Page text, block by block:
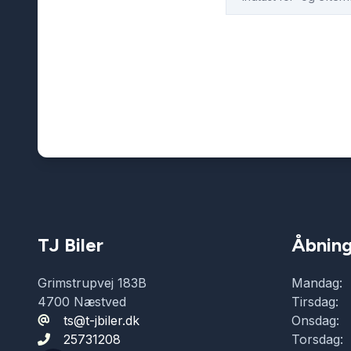
TJ Biler
Grimstrupvej 183B
4700 Næstved
ts@t-jbiler.dk
25731208
Mandag:
Tirsdag:
Onsdag:
Torsdag: